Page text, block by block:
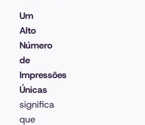
Um
Alto
Número
de
Impressões
Únicas
significa
que